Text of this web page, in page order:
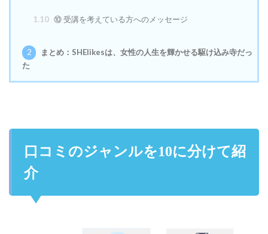
1.10 ⑩ 受講を考えている方へのメッセージ
2
まとめ：SHElikesは、女性の人生を輝かせる駆け込み寺だっ
た
口コミのジャンルを10に分けて紹
介